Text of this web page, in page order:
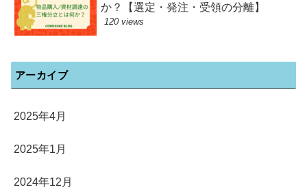
か？【選定・発注・受領の分離】
120 views
アーカイブ
2025年4月
2025年1月
2024年12月